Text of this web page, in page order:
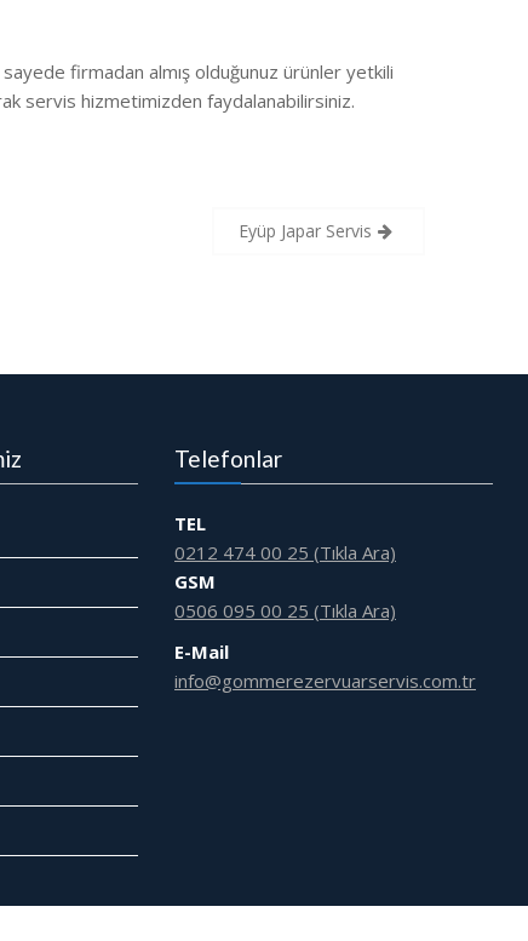
firmadan almış olduğunuz ürünler yetkili
servis hizmetimizden faydalanabilirsiniz.
Eyüp Japar Servis
Telefonlar
TEL
0212 474 00 25 (Tıkla Ara)
GSM
0506 095 00 25 (Tıkla Ara)
E-Mail
info@gommerezervuarservis.com.tr